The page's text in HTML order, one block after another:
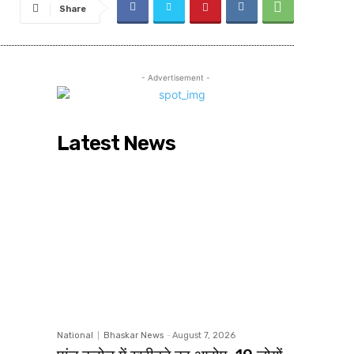
Share
- Advertisement -
Latest News
National Bhaskar News - August 7, 2026